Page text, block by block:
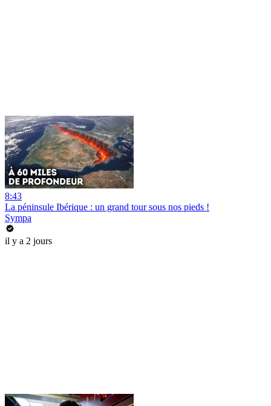
8:43
La péninsule Ibérique : un grand tour sous nos pieds !
Sympa
il y a 2 jours